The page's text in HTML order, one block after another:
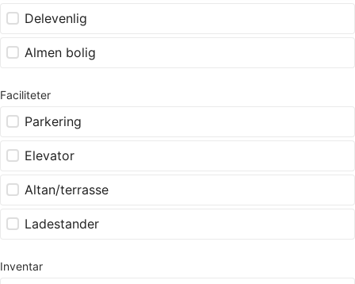
Delevenlig
Almen bolig
Faciliteter
Parkering
Elevator
Altan/terrasse
Ladestander
Inventar